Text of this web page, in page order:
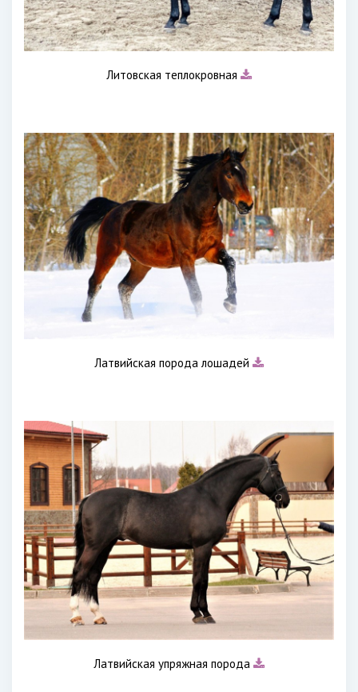
Литовская теплокровная
Латвийская порода лошадей
Латвийская упряжная порода